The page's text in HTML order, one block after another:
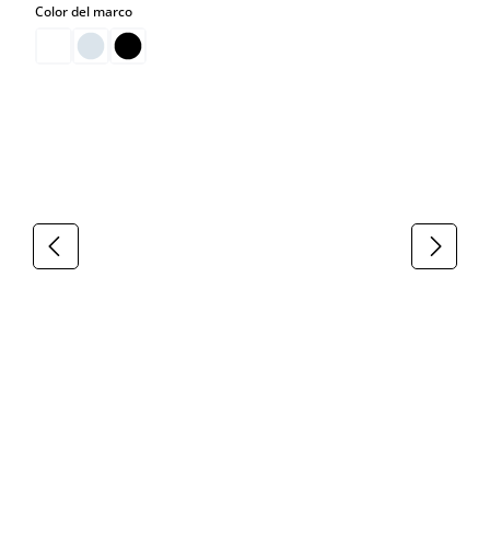
Color del marcoselect